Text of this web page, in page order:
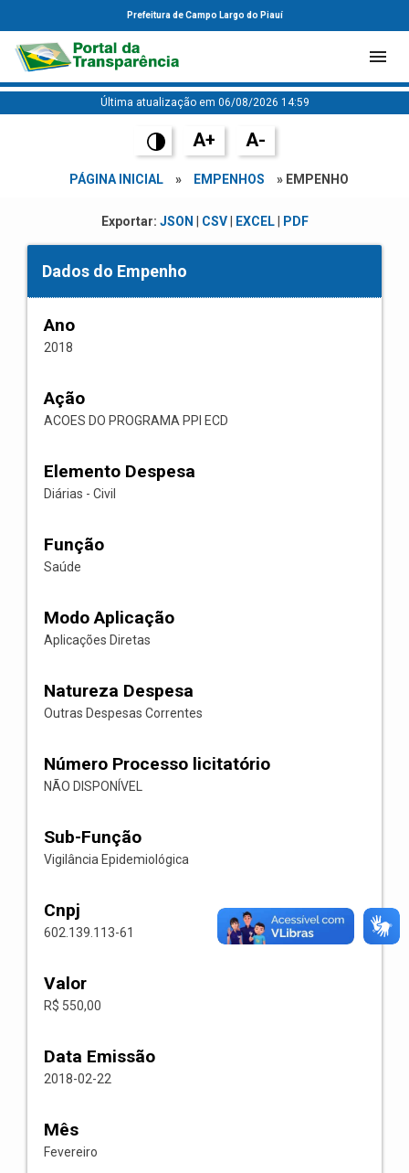
Prefeitura de Campo Largo do Piauí
Última atualização em 06/08/2026 14:59
A+ A-
PÁGINA INICIAL » EMPENHOS » EMPENHO
Exportar: JSON CSV| EXCEL| PDF
Dados do Empenho
Ano
2018
Ação
ACOES DO PROGRAMA PPI ECD
Elemento Despesa
Diárias - Civil
Função
Saúde
Modo Aplicação
Aplicações Diretas
Natureza Despesa
Outras Despesas Correntes
Número Processo licitatório
NÃO DISPONÍVEL
Sub-Função
Vigilância Epidemiológica
Cnpj
602.139.113-61
Valor
R$ 550,00
Data Emissão
2018-02-22
Mês
Fevereiro